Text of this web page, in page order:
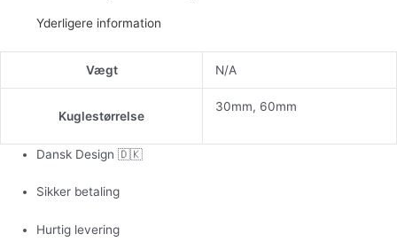
Yderligere information
Vægt N/A
Kuglestørrelse
30mm, 60mm
Dansk Design 🇩🇰
Sikker betaling
Hurtig levering